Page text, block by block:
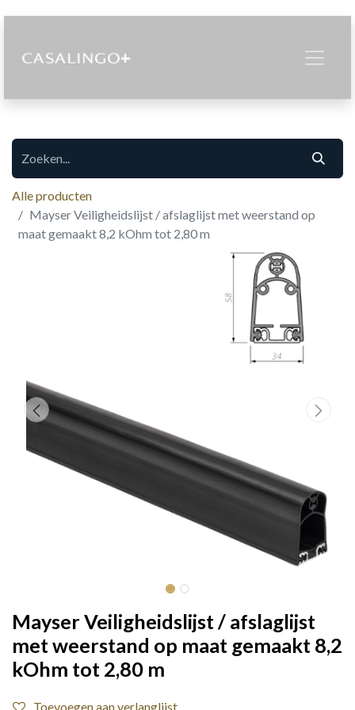
Alle producten
Mayser Veiligheidslijst / afslaglijst met weerstand op
maat gemaakt 8,2 kOhm tot 2,80 m
Mayser Veiligheidslijst / afslaglijst
met weerstand op maat gemaakt 8,2
kOhm tot 2,80 m
Toevoegen aan verlanglijst